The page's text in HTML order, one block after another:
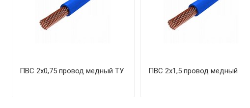
ПВС 2х0,75 провод медный ТУ ПВС 2х1,5 провод медный